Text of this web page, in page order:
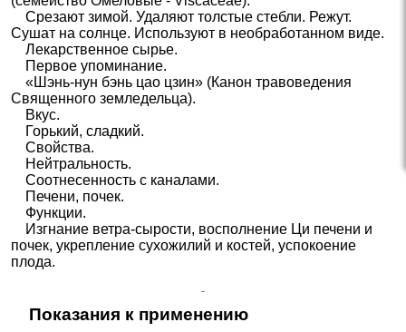
Срезают зимой. Удаляют толстые стебли. Режут.
Сушат на солнце. Используют в необработанном виде.
Лекарственное сырье.
Первое упоминание.
«Шэнь-нун бэнь цао цзин» (Канон травоведения
Священного земледельца).
Вкус.
Горький, сладкий.
Свойства.
Нейтральность.
Соотнесенность с каналами.
Печени, почек.
Функции.
Изгнание ветра-сырости, восполнение Ци печени и
почек, укрепление сухожилий и костей, успокоение
плода.
Показания к применению